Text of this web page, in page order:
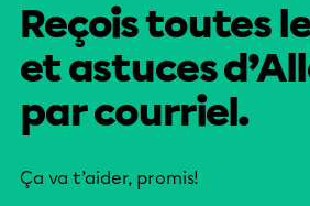
Reçois toutes
et astuces
par courriel.
Ça va t’aider, promis!